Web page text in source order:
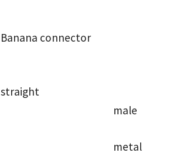
Banana connector
straight
male
metal